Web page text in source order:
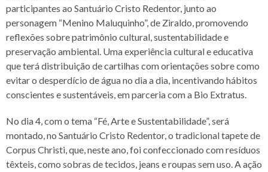
participantes ao Santuário Cristo Redentor, junto ao
personagem “Menino Maluquinho”, de Ziraldo, promovendo
reflexões sobre patrimônio cultural, sustentabilidade e
preservação ambiental. Uma experiência cultural e educativa
que terá distribuição de cartilhas com orientações sobre como
evitar o desperdício de água no dia a dia, incentivando hábitos
conscientes e sustentáveis, em parceria com a Bio Extratus.
No dia 4, com o tema “Fé, Arte e Sustentabilidade”, será
montado, no Santuário Cristo Redentor, o tradicional tapete de
Corpus Christi, que, neste ano, foi confeccionado com resíduos
têxteis, como sobras de tecidos, jeans e roupas sem uso. A ação